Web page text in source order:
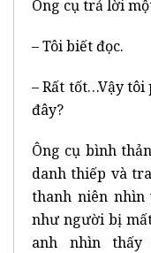
Ông cụ trả lời
– Tôi biết đọc.
– Rất tốt…Vậy tôi
đây?
Ông cụ bình
danh thiếp và
thanh niên
như người bị
anh nhìn thấy